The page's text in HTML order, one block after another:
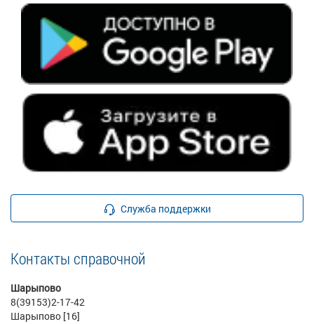
Служба поддержки
Контакты справочной
Шарыпово
8(39153)2-17-42
Шарыпово [16]